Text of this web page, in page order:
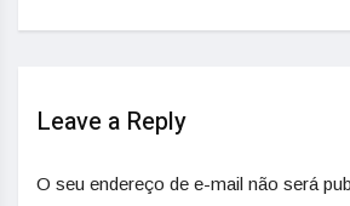
Leave a Reply
O seu endereço de e-mail não será